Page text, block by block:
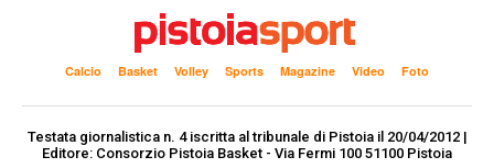
Calcio Basket Volley Sports Magazine Video Foto
Testata giornalistica n. 4 iscritta al tribunale di Pistoia il 20/04/2012 |
Editore: Consorzio Pistoia Basket - Via Fermi 100 51100 Pistoia